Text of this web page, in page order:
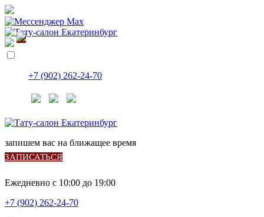
+7 (902) 262-24-70
запишем вас на ближащее время
ЗАПИСАТЬСЯ
Ежедневно с 10:00 до 19:00
+7 (902) 262-24-70